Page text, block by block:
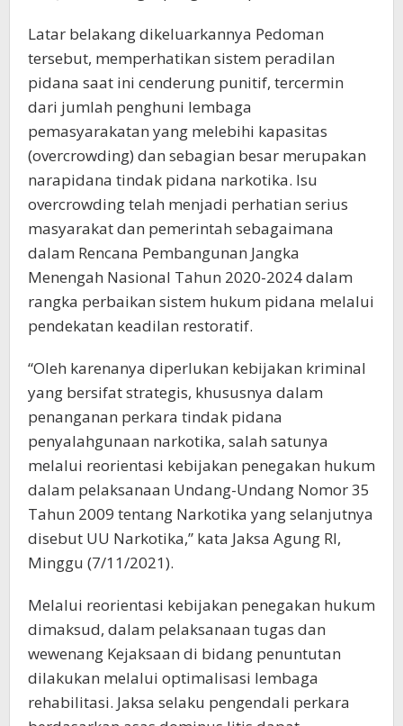
Latar belakang dikeluarkannya Pedoman
tersebut, memperhatikan sistem peradilan
pidana saat ini cenderung punitif, tercermin
dari jumlah penghuni lembaga
pemasyarakatan yang melebihi kapasitas
(overcrowding) dan sebagian besar merupakan
narapidana tindak pidana narkotika. Isu
overcrowding telah menjadi perhatian serius
masyarakat dan pemerintah sebagaimana
dalam Rencana Pembangunan Jangka
Menengah Nasional Tahun 2020-2024 dalam
rangka perbaikan sistem hukum pidana melalui
pendekatan keadilan restoratif.
“Oleh karenanya diperlukan kebijakan kriminal
yang bersifat strategis, khususnya dalam
penanganan perkara tindak pidana
penyalahgunaan narkotika, salah satunya
melalui reorientasi kebijakan penegakan hukum
dalam pelaksanaan Undang-Undang Nomor 35
Tahun 2009 tentang Narkotika yang selanjutnya
disebut UU Narkotika,” kata Jaksa Agung RI,
Minggu (7/11/2021).
Melalui reorientasi kebijakan penegakan hukum
dimaksud, dalam pelaksanaan tugas dan
wewenang Kejaksaan di bidang penuntutan
dilakukan melalui optimalisasi lembaga
rehabilitasi. Jaksa selaku pengendali perkara